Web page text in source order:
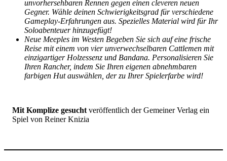
unvorhersehbaren Rennen gegen einen cleveren neuen
Gegner. Wähle deinen Schwierigkeitsgrad für verschiedene
Gameplay-Erfahrungen aus. Spezielles Material wird für Ihr
Soloabenteuer hinzugefügt!
Neue Meeples im Westen Begeben Sie sich auf eine frische
Reise mit einem von vier unverwechselbaren Cattlemen mit
einzigartiger Holzessenz und Bandana. Personalisieren Sie
Ihren Rancher, indem Sie Ihren eigenen abnehmbaren
farbigen Hut auswählen, der zu Ihrer Spielerfarbe wird!
Mit Komplize gesucht veröffentlich der Gemeiner Verlag ein
Spiel von Reiner Knizia